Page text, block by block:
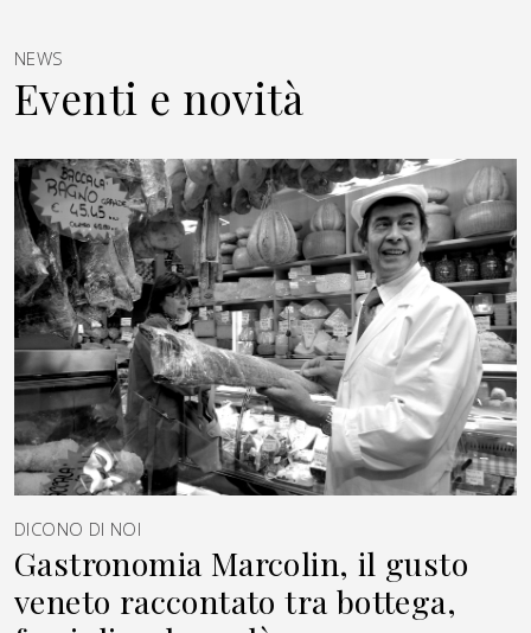
NEWS
Eventi e novità
DICONO DI NOI
Gastronomia Marcolin, il gusto
veneto raccontato tra bottega,